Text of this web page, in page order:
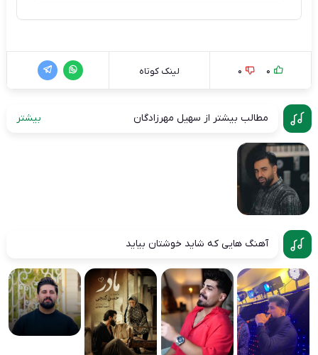
0
0 لینک کوتاه
مطالب بیشتر از سهیل مهرزادگان بیشتر
آهنگ هایی که شاید خوشتان بیاید